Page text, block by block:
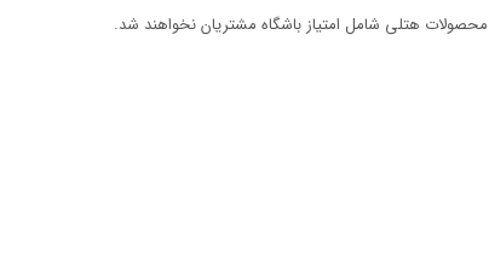
محصولات هتلی شامل امتیاز باشگاه مشتریان نخواهند شد.